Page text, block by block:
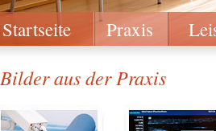
Startseite Praxis
Bilder aus der Praxis